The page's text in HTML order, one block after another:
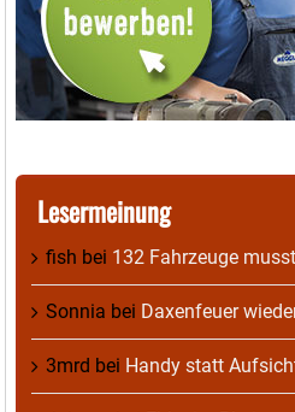
Lesermeinung
fish bei 132 Fahrzeuge
Sonnia bei Daxenfeuer
3mrd bei Handy statt